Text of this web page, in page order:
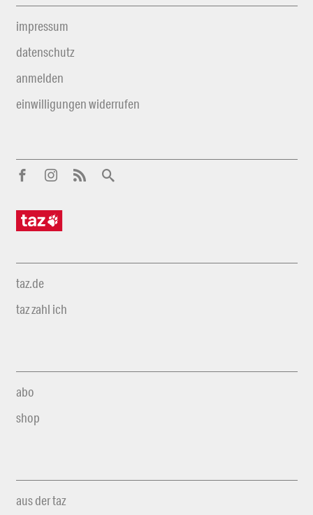
impressum
datenschutz
anmelden
einwilligungen widerrufen
taz.de
taz zahl ich
abo
shop
aus der taz